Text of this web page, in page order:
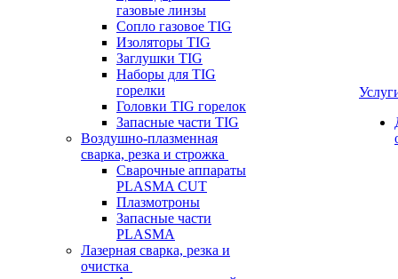
газовые линзы
Сопло газовое TIG
Изоляторы TIG
Заглушки TIG
Наборы для TIG
горелки
Головки TIG горелок
Запасные части TIG
Воздушно-плазменная
сварка, резка и строжка
Сварочные аппараты
PLASMA CUT
Плазмотроны
Запасные части
PLASMA
Лазерная сварка, резка и
очистка